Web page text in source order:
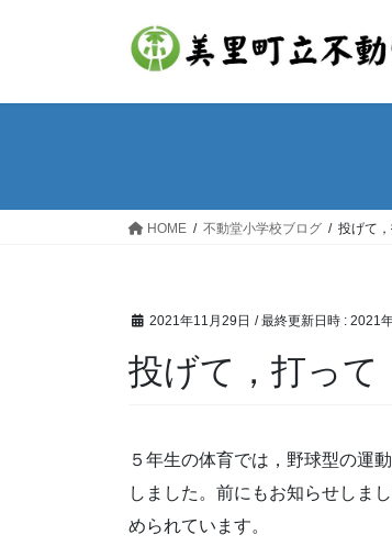
HOME 不動堂小学校ブログ 投げて
2021年11月29日 / 最終更新日時 : 2021
投げて，打っ
５年生の体育では，野球型の運
しました。前にもお知らせしま
められています。